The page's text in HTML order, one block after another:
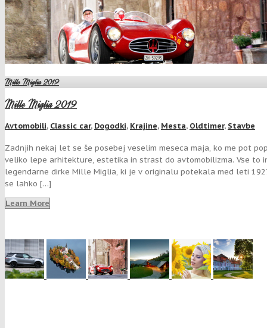
Mille Miglia 2019
Mille Miglia 2019
Avtomobili, Classic car, Dogodki, Krajine, Mesta, Oldtimer, Stavbe
Zadnjih nekaj let se še posebej veselim meseca maja, ko me pot
veliko lepe arhitekture, estetika in strast do avtomobilizma. Vse to
legendarne dirke Mille Miglia, ki je v originalu potekala med leti
se lahko […]
Learn More